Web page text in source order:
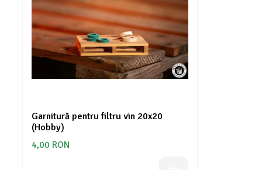
Garnitură pentru filtru vin 20x20
(Hobby)
4,00 RON